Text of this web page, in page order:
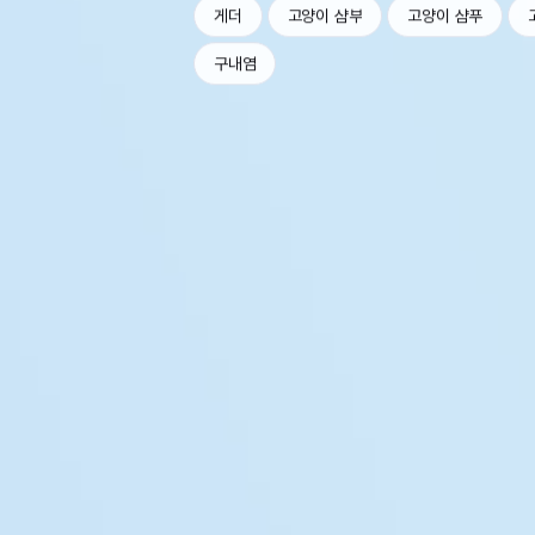
게더 고양이 샴부 고양이 샴푸
구내염